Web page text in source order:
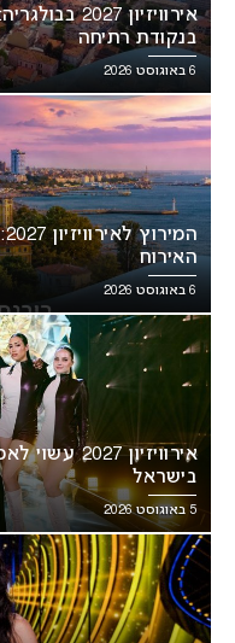
אירוויזיון
בנקודת רתיחה
6 באוגוסט 2026
האירוח
6 באוגוסט 2026
בישראל
5 באוגוסט 2026